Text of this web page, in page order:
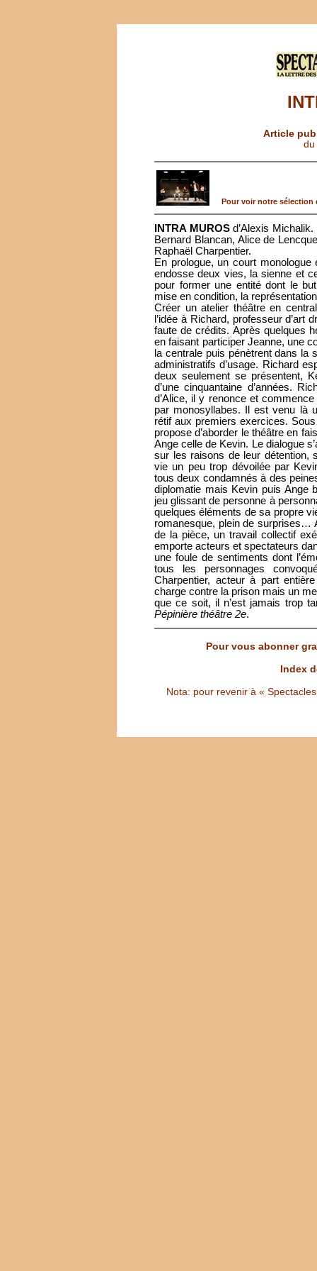
Article
du
Pour voir notre sélection
INTRA MUROSd’Alexis Michalik.
Bernard Blancan, Alice de
Raphaël Charpentier.
En prologue, un court
endosse deux vies, la sienne et
pour former une entité dont le
mise en condition, la
Créer un atelier théâtre en
l’idée à Richard, professeur
faute de crédits. Après quelques
en faisant participer Jeanne, une
la centrale puis pénètrent dans la
administratifs d’usage. Richard
deux seulement se présentent,
d’une cinquantaine d’années.
d’Alice, il y renonce et
par monosyllabes. Il est venu là
rétif aux premiers exercices.
propose d’aborder le théâtre en
Ange celle de Kevin. Le dialogue
sur les raisons de leur détention,
vie un peu trop dévoilée par
tous deux condamnés à des
diplomatie mais Kevin puis Ange
jeu glissant de personne à
quelques éléments de sa propre
romanesque, plein de surprises…
de la pièce, un travail collectif
emporte acteurs et spectateurs
une foule de sentiments dont
tous les personnages
Charpentier, acteur à part
charge contre la prison mais un
que ce soit, il n’est jamais trop
Pépinière théâtre 2e.
Pour vous abonner
Index
Nota: pour revenir à «